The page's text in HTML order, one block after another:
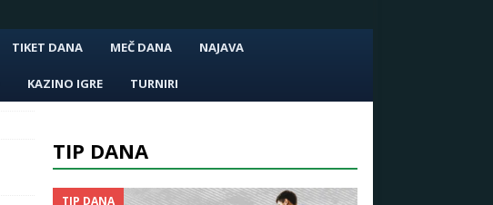
TIKET DANA MEČ DANA NAJAVA
KAZINO IGRE TURNIRI
TIP DANA
TIP DANA